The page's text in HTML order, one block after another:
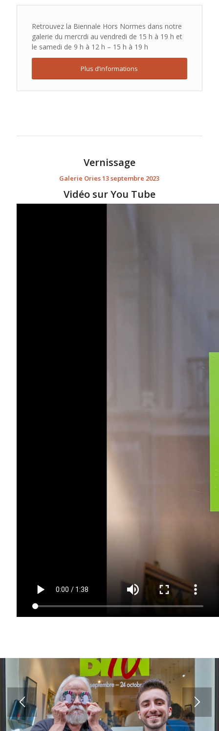
Retrouvez la Biennale Hors Normes dans notre
galerie du mercrdi au vendredi de 15 h à 19 h et
le samedi de 9 h à 12 h – 15 h à 19 h
Plus d’informations
Vernissage
Galerie Ories 13 septembre 2023
Vidéo sur You Tube